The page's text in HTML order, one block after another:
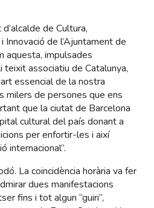
de Cultura,
de l’Ajuntament de
aquesta, impulsades
teixit associatiu de Catalunya,
essencial de la nostra
milers de persones que ens
que la ciutat de Barcelona
cultural del país donant a
per enfortir-les i així
internacional”.
La coincidència horària va fer
dues manifestacions
fins i tot algun “guiri”,